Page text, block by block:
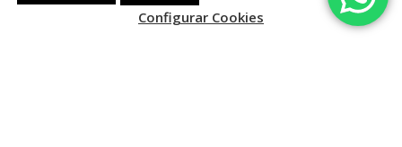
Configurar Cookies